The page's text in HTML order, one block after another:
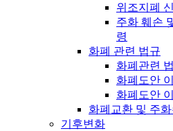
위조지폐
주화 훼손
령
화폐 관련 법규
화폐관련
화폐도안
화폐도안
화폐교환 및 주
기후변화